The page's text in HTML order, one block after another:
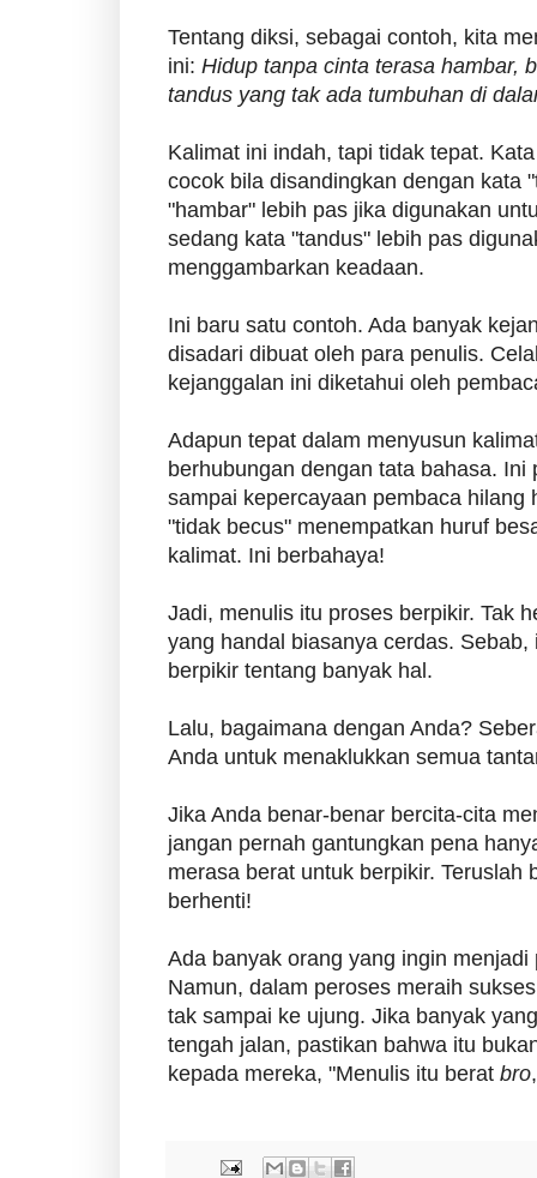
Tentang diksi, sebagai contoh, kita
ini: Hidup tanpa cinta terasa hambar,
tandus yang tak ada tumbuhan di
Kalimat ini indah, tapi tidak tepat.
cocok bila disandingkan dengan kata
"hambar" lebih pas jika digunakan
sedang kata "tandus" lebih pas
menggambarkan keadaan.
Ini baru satu contoh. Ada banyak
disadari dibuat oleh para penulis.
kejanggalan ini diketahui oleh
Adapun tepat dalam menyusun
berhubungan dengan tata bahasa. Ini
sampai kepercayaan pembaca hilang
"tidak becus" menempatkan huruf
kalimat. Ini berbahaya!
Jadi, menulis itu proses berpikir. Tak
yang handal biasanya cerdas. Sebab,
berpikir tentang banyak hal.
Lalu, bagaimana dengan Anda?
Anda untuk menaklukkan semua
Jika Anda benar-benar bercita-cita
jangan pernah gantungkan pena
merasa berat untuk berpikir. Teruslah
berhenti!
Ada banyak orang yang ingin menjadi
Namun, dalam peroses meraih
tak sampai ke ujung. Jika banyak
tengah jalan, pastikan bahwa itu
kepada mereka, "Menulis itu berat bro